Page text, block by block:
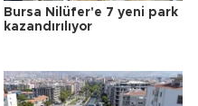
Bursa Nilüfer'e 7 yeni park
kazandırılıyor